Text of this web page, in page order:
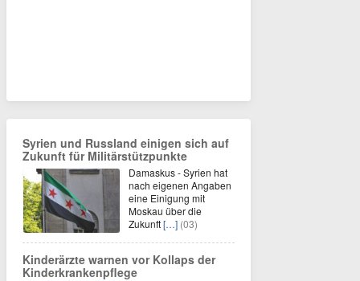
Syrien und Russland einigen sich auf
Zukunft für Militärstützpunkte
Damaskus - Syrien hat
nach eigenen Angaben
eine Einigung mit
Moskau über die
Zukunft[…] (03)
Kinderärzte warnen vor Kollaps der
Kinderkrankenpflege